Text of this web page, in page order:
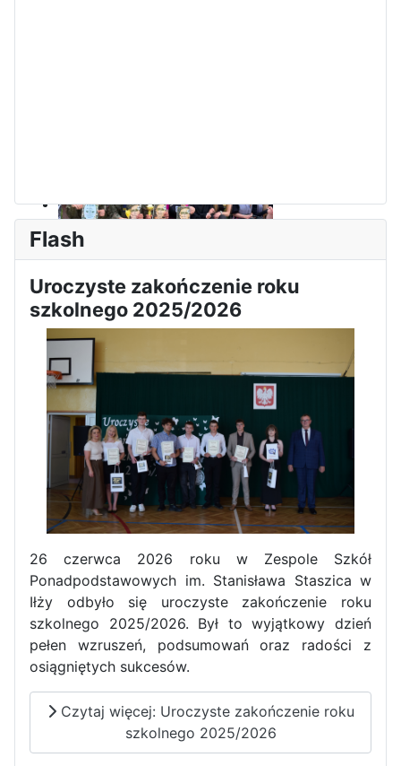
I Olimpiada Klas Mundurowych
Sukces Kingi na XXXVI
Olimpiadzie Teologii Katolickiej
Obchody Święta Konstytucji 3
Maja w Iłży
Flash
Uroczyste zakończenie roku
szkolnego 2025/2026
26 czerwca 2026 roku w Zespole Szkół
Ponadpodstawowych im. Stanisława Staszica w
Iłży odbyło się uroczyste zakończenie roku
szkolnego 2025/2026. Był to wyjątkowy dzień
pełen wzruszeń, podsumowań oraz radości z
osiągniętych sukcesów.
Czytaj więcej: Uroczyste zakończenie roku
szkolnego 2025/2026